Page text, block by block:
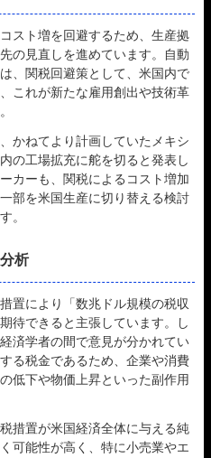
スト増を回避するため、生産拠
の見直しを進めています。自動
、関税回避策として、米国内で
これが新たな雇用創出や技術革
かねてより計画していたメキシ
の工場拡充に舵を切ると発表し
カーも、関税によるコスト増加
部を米国生産に切り替える検討
。
析
置により「数兆ドル規模の税収
待できると主張しています。し
済学者の間で意見が分かれてい
る税金であるため、企業や消費
低下や物価上昇といった副作用
措置が米国経済全体に与える純
可能性が高く、特に小売業やエ